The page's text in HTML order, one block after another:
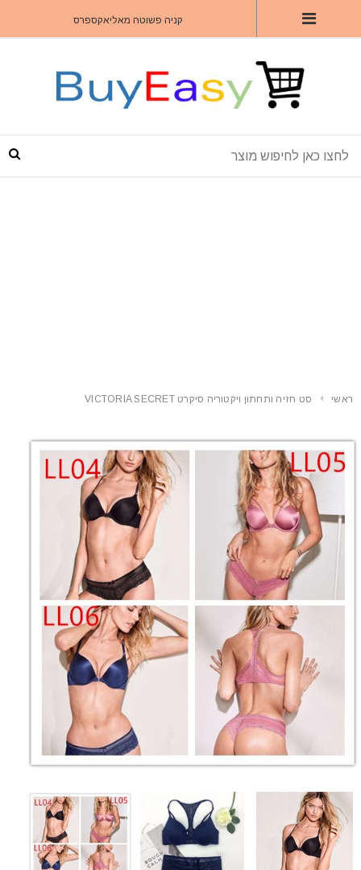
קניה פשוטה מאליאקספרס
ראשי סט חזיה ותחתון ויקטוריה סיקרט VICTORIA SECRET